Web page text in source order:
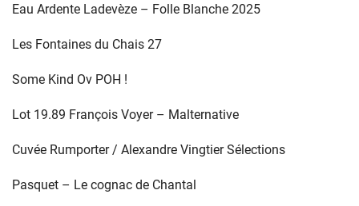
Eau Ardente Ladevèze – Folle Blanche 2025
Les Fontaines du Chais 27
Some Kind Ov POH !
Lot 19.89 François Voyer – Malternative
Cuvée Rumporter / Alexandre Vingtier Sélections
Pasquet – Le cognac de Chantal